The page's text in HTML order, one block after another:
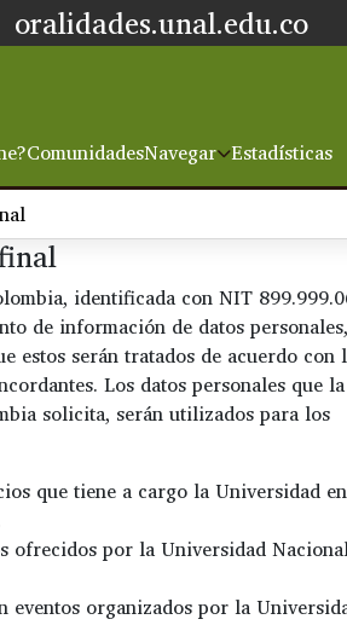
oralidades.unal.edu.co
ComunidadesNavegar Estadísticas
identificada con NIT
de información de datos personales,
estos serán tratados de acuerdo con
Los datos personales que la
solicita, serán utilizados para los
que tiene a cargo la Universidad en
ofrecidos por la Universidad
eventos organizados por la